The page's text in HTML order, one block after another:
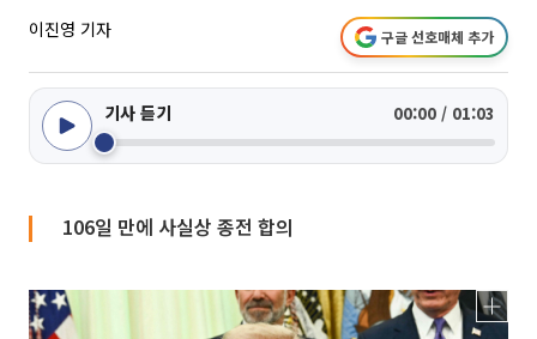
이진영 기자 구글 선호매체 추가
기사 듣기 00:00 / 01:03
106일 만에 사실상 종전 합의